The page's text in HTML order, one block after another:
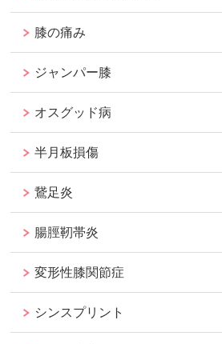
膝の痛み
ジャンパー膝
オスグッド病
半月板損傷
鵞足炎
腸脛靭帯炎
変形性膝関節症
シンスプリント